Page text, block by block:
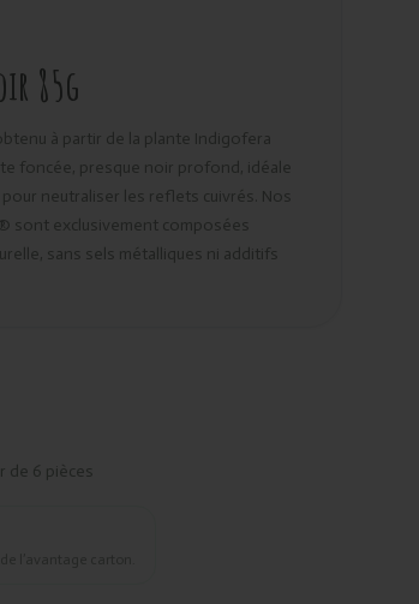
85g
à partir de la plante Indigofera
foncée, presque noir profond, idéale
neutraliser les reflets cuivrés. Nos
sont exclusivement composées
sans sels métalliques ni additifs
de 6 pièces